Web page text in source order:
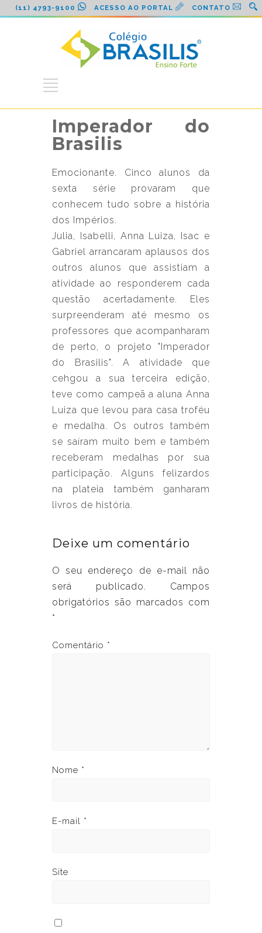
(11) 4793-9100 ACESSO AO PORTAL CONTATO
Imperador do
Brasilis
Emocionante. Cinco alunos da
sexta série provaram que
conhecem tudo sobre a história
dos Impérios.
Julia, Isabelli, Anna Luiza, Isac e
Gabriel arrancaram aplausos dos
outros alunos que assistiam a
atividade ao responderem cada
questão acertadamente. Eles
surpreenderam até mesmo os
professores que acompanharam
de perto, o projeto "Imperador
do Brasilis". A atividade que
cehgou a sua terceira edição,
teve como campeã a aluna Anna
Luiza que levou para casa troféu
e medalha. Os outros também
se saíram muito bem e também
receberam medalhas por sua
participação. Alguns felizardos
na plateia também ganharam
livros de história.
Deixe um comentário
O seu endereço de e-mail não
será publicado.
Campos
obrigatórios são marcados com
*
Comentário *
Nome *
E-mail *
Site